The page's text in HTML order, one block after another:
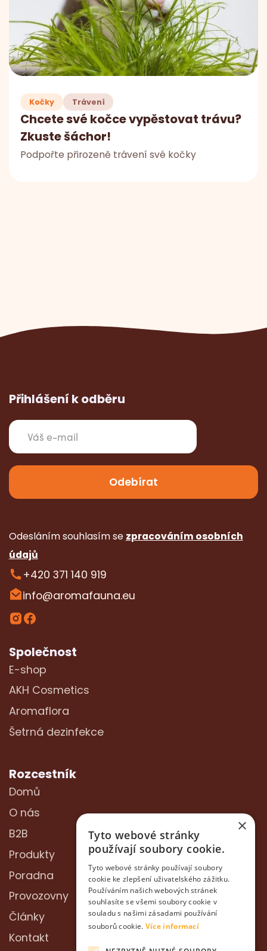
Kočky Trávení
Chcete své kočce vypěstovat trávu?
Zkuste šáchor!
Podpořte přirozeně trávení své kočky
Společnost
E-shop
AKH Cosmetics
Aromaflora
Šetrná dezinfekce
Rozcestník
Domů
O nás
B2B
Produkty
Poradna
Provozovny
Články
Kontakt
Přihlášení k odběru
Odesláním souhlasím se zpracováním osobních
údajů
+420 371 140 919
info@aromafauna.eu
×
Tyto webové stránky
používají soubory cookie.
Tyto webové stránky používají soubory
cookie ke zlepšení uživatelského zážitku.
Používáním našich webových stránek
souhlasíte se všemi soubory cookie v
souladu s našimi zásadami používání
souborů cookie. Více informací